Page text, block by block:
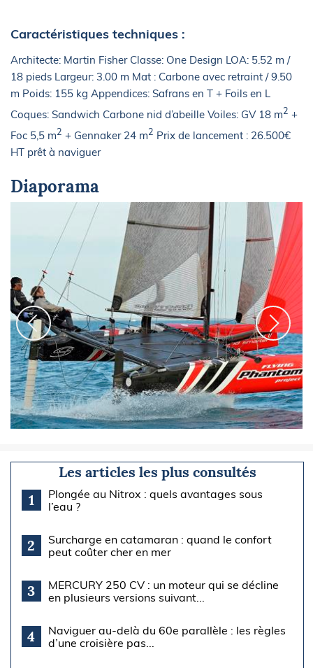
Caractéristiques techniques :
Architecte: Martin Fisher Classe: One Design LOA: 5.52 m /
18 pieds Largeur: 3.00 m Mat : Carbone avec retraint / 9.50
m Poids: 155 kg Appendices: Safrans en T + Foils en L
Coques: Sandwich Carbone nid d’abeille Voiles: GV 18 m2 +
Foc 5,5 m2 + Gennaker 24 m2 Prix de lancement : 26.500€
HT prêt à naviguer
Diaporama
Les articles les plus consultés
1
Plongée au Nitrox : quels avantages sous
l’eau ?
2
Surcharge en catamaran : quand le confort
peut coûter cher en mer
3
MERCURY 250 CV : un moteur qui se décline
en plusieurs versions suivant...
4
Naviguer au-delà du 60e parallèle : les règles
d’une croisière pas...